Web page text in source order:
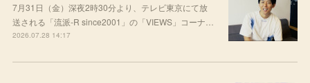
7月31日（金）深夜2時30分より、テレビ東京にて放
送される「流派-R since2001」の「VIEWS」コーナ…
2026.07.28 14:17